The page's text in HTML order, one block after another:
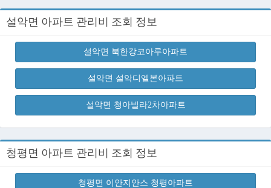
설악면 아파트 관리비 조회 정보
설악면 북한강코아루아파트
설악면 설악디엘본아파트
설악면 청아빌라2차아파트
청평면 아파트 관리비 조회 정보
청평면 이안지안스 청평아파트